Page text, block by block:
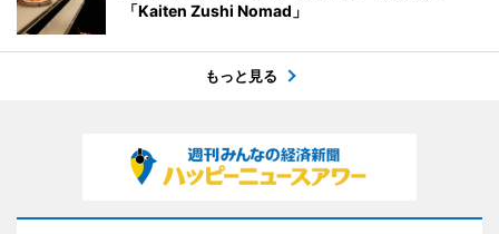
「Kaiten Zushi Nomad」
もっと見る